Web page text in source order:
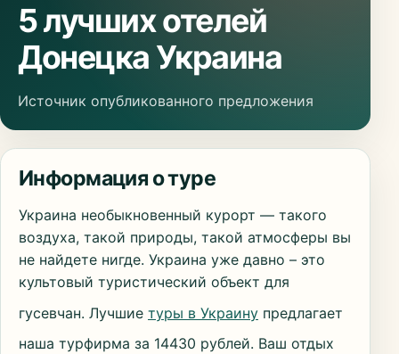
5 лучших отелей
Донецка Украина
Источник опубликованного предложения
Информация о туре
Украина необыкновенный курорт — такого
воздуха, такой природы, такой атмосферы вы
не найдете нигде. Украина уже давно – это
культовый туристический объект для
гусевчан. Лучшие туры в Украину предлагает
наша турфирма за 14430 рублей. Ваш отдых